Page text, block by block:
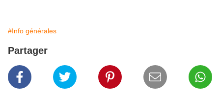
#Info générales
Partager